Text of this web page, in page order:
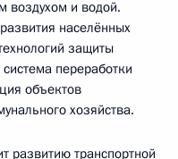
воздухом и водой.
населённых
защиты
переработки
объектов
хозяйства.
развитию транспортной